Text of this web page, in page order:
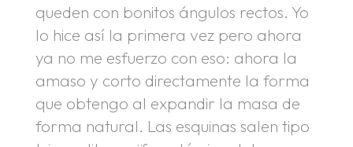
queden con bonitos ángulos rectos. Yo
lo hice así la primera vez pero ahora
ya no me esfuerzo con eso: ahora la
amaso y corto directamente la forma
que obtengo al expandir la masa de
forma natural. Las esquinas salen tipo